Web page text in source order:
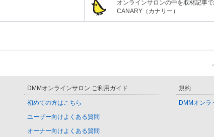
オンラインサロンの中を取材記事
CANARY（カナリー）
DMMオンラインサロン ご利用ガイド
初めての方はこちら
ユーザー向けよくある質問
オーナー向けよくある質問
規約
DMMオンラ